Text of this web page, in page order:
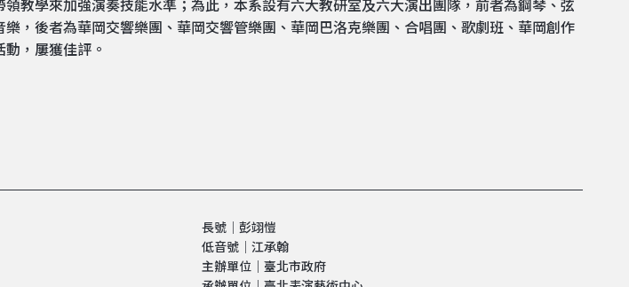
教學來加強演奏技能水準；為此，本系設有六大教研室及六大演出團隊，前者為鋼琴、弦
，後者為華岡交響樂團、華岡交響管樂團、華岡巴洛克樂團、合唱團、歌劇班、華岡創作
，屢獲佳評。
長號│彭翊愷
低音號│江承翰
主辦單位｜臺北市政府